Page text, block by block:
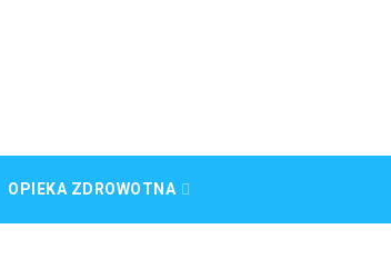
OPIEKA ZDROWOTNA